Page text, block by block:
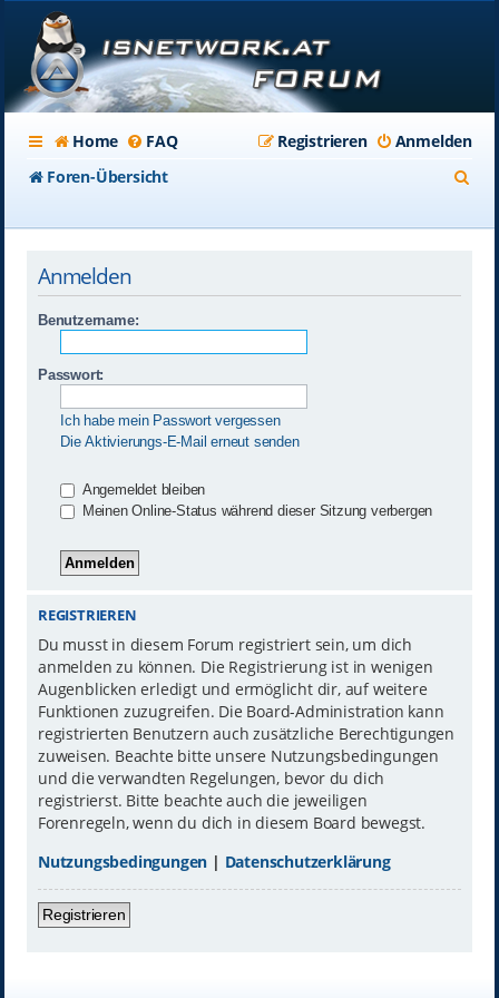
Home FAQ Anmelden
Registrieren
Foren-Übersicht
Anmelden
Benutzername:
Passwort:
Ich habe mein Passwort vergessen
Die Aktivierungs-E-Mail erneut senden
Angemeldet bleiben
Meinen Online-Status während dieser Sitzung verbergen
REGISTRIEREN
Du musst in diesem Forum registriert sein, um dich
anmelden zu können. Die Registrierung ist in wenigen
Augenblicken erledigt und ermöglicht dir, auf weitere
Funktionen zuzugreifen. Die Board-Administration kann
registrierten Benutzern auch zusätzliche Berechtigungen
zuweisen. Beachte bitte unsere Nutzungsbedingungen
und die verwandten Regelungen, bevor du dich
registrierst. Bitte beachte auch die jeweiligen
Forenregeln, wenn du dich in diesem Board bewegst.
Nutzungsbedingungen | Datenschutzerklärung
Registrieren